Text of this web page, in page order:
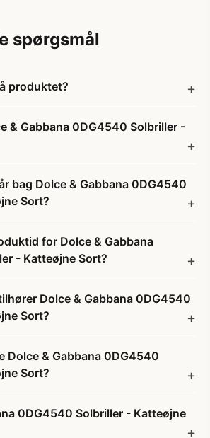
spørgsmål
produktet?
& Gabbana 0DG4540 Solbriller -
bag Dolce & Gabbana 0DG4540
Sort?
for Dolce & Gabbana
- Katteøjne Sort?
Dolce & Gabbana 0DG4540
Sort?
Dolce & Gabbana 0DG4540
Sort?
0DG4540 Solbriller - Katteøjne